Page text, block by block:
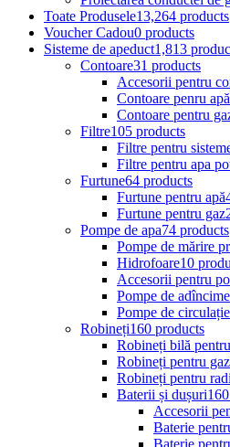
Toate Produsele13,264 products
Voucher Cadou0 products
Sisteme de apeduct1,813
Contoare31 products
Accesorii pentru
Contoare penru apă
Contoare pentru
Filtre105 products
Filtre pentru
Filtre pentru apa
Furtune64 products
Furtune pentru apă
Furtune pentru gaz
Pompe de apa74 products
Pompe de mărire
Hidrofoare10
Accesorii pentru
Pompe de adîncime
Pompe de circulație
Robineți160 products
Robineți bilă
Robineți pentru gaz
Robineți pentru
Baterii și dușuri
Accesorii
Baterie
Baterie